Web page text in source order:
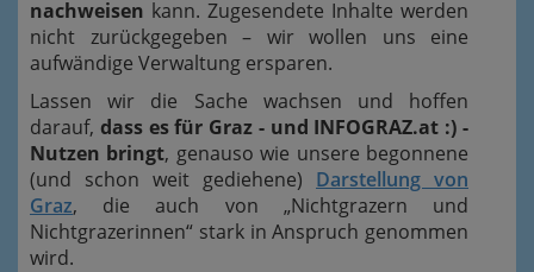
nachweisen kann. Zugesendete Inhalte werden
nicht zurückgegeben – wir wollen uns eine
aufwändige Verwaltung ersparen.
Lassen wir die Sache wachsen und hoffen
darauf, dass es für Graz - und INFOGRAZ.at :) -
Nutzen bringt, genauso wie unsere begonnene
(und schon weit gediehene) Darstellung von
Graz, die auch von „Nichtgrazern und
Nichtgrazerinnen“ stark in Anspruch genommen
wird.